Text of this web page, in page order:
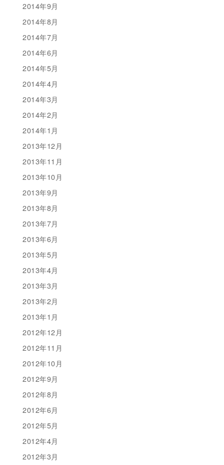
2014年9月
2014年8月
2014年7月
2014年6月
2014年5月
2014年4月
2014年3月
2014年2月
2014年1月
2013年12月
2013年11月
2013年10月
2013年9月
2013年8月
2013年7月
2013年6月
2013年5月
2013年4月
2013年3月
2013年2月
2013年1月
2012年12月
2012年11月
2012年10月
2012年9月
2012年8月
2012年6月
2012年5月
2012年4月
2012年3月